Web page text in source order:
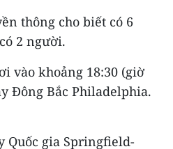
thông cho biết có 6
2 người.
vào khoảng 18:30 (giờ
Đông Bắc Philadelphia.
Quốc gia Springfield-